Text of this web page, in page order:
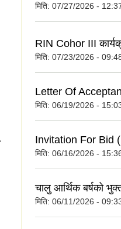
मिति: 07/27/2026 -
RIN Cohor III
मिति: 07/23/2026 -
Letter Of
मिति: 06/19/2026 -
Invitation For Bid
मिति: 06/16/2026 -
चालु आर्थिक बर्षको
मिति: 06/11/2026 -